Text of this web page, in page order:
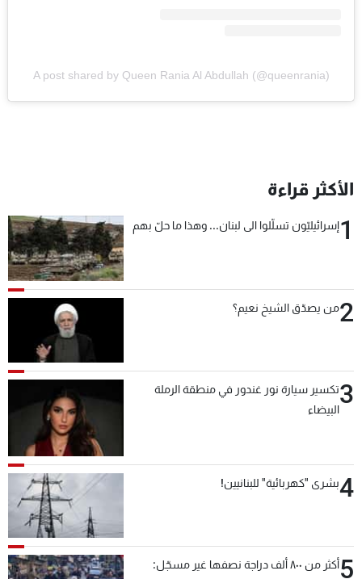
A post shared by Queen Rania Al Abdullah (@queenrania)
الأكثر قراءة
1إسرائيليّون تسلّلوا الى لبنان... وهذا ما حلّ بهم
2من يصدّق الشيخ نعيم؟
3تكسير سيارة نور غندور في منطقة الرملة
البيضاء
4بشرى "كهربائية" للبنانيين!
5
أكثر من ٨٠٠ ألف دراجة نصفها غير مسجّل: